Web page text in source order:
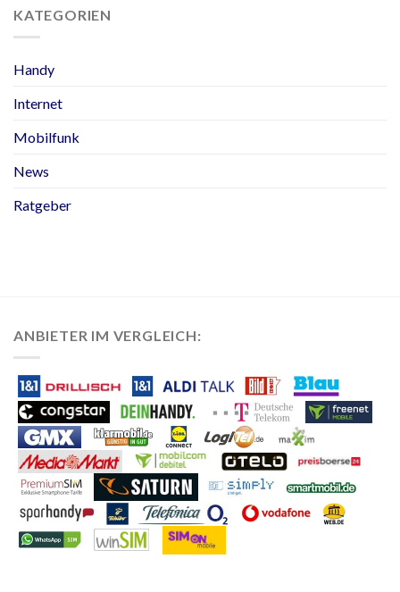
KATEGORIEN
Handy
Internet
Mobilfunk
News
Ratgeber
ANBIETER IM VERGLEICH: